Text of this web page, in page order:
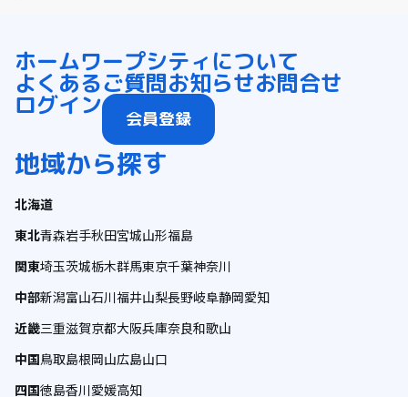
ホームワープシティについて
よくあるご質問お知らせお問合せ
ログイン 会員登録
地域から探す
北海道
東北青森岩手秋田宮城山形福島
関東埼玉茨城栃木群馬東京千葉神奈川
中部新潟富山石川福井山梨長野岐阜静岡愛知
近畿三重滋賀京都大阪兵庫奈良和歌山
中国鳥取島根岡山広島山口
四国徳島香川愛媛高知